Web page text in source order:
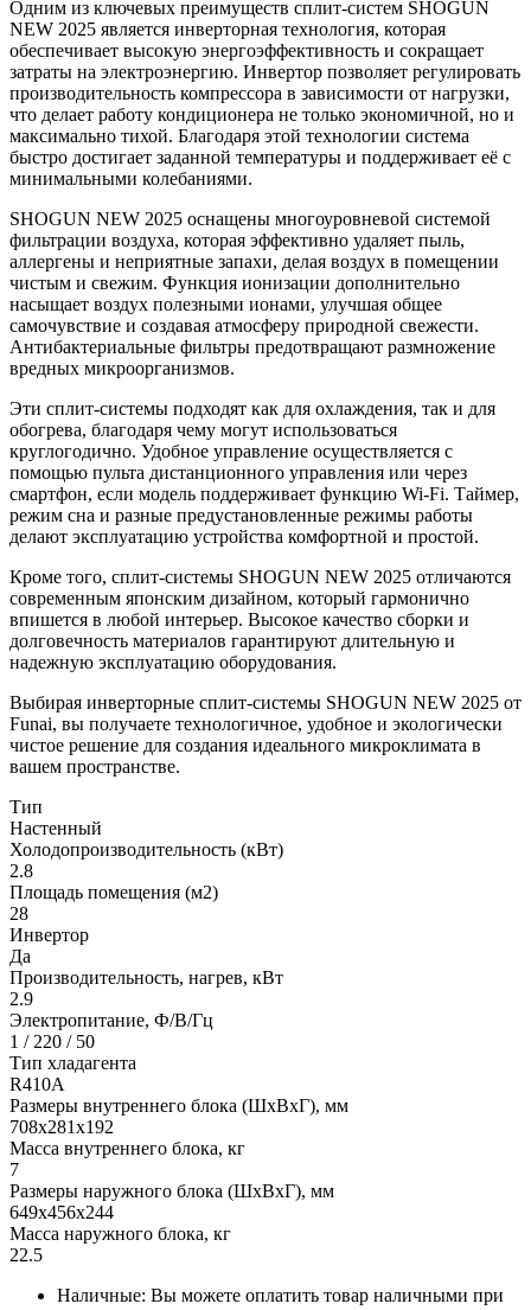
Одним из ключевых преимуществ сплит-систем SHOGUN
NEW 2025 является инверторная технология, которая
обеспечивает высокую энергоэффективность и сокращает
затраты на электроэнергию. Инвертор позволяет регулировать
производительность компрессора в зависимости от нагрузки,
что делает работу кондиционера не только экономичной, но и
максимально тихой. Благодаря этой технологии система
быстро достигает заданной температуры и поддерживает её с
минимальными колебаниями.
SHOGUN NEW 2025 оснащены многоуровневой системой
фильтрации воздуха, которая эффективно удаляет пыль,
аллергены и неприятные запахи, делая воздух в помещении
чистым и свежим. Функция ионизации дополнительно
насыщает воздух полезными ионами, улучшая общее
самочувствие и создавая атмосферу природной свежести.
Антибактериальные фильтры предотвращают размножение
вредных микроорганизмов.
Эти сплит-системы подходят как для охлаждения, так и для
обогрева, благодаря чему могут использоваться
круглогодично. Удобное управление осуществляется с
помощью пульта дистанционного управления или через
смартфон, если модель поддерживает функцию Wi-Fi. Таймер,
режим сна и разные предустановленные режимы работы
делают эксплуатацию устройства комфортной и простой.
Кроме того, сплит-системы SHOGUN NEW 2025 отличаются
современным японским дизайном, который гармонично
впишется в любой интерьер. Высокое качество сборки и
долговечность материалов гарантируют длительную и
надежную эксплуатацию оборудования.
Выбирая инверторные сплит-системы SHOGUN NEW 2025 от
Funai, вы получаете технологичное, удобное и экологически
чистое решение для создания идеального микроклимата в
вашем пространстве.
Тип
Настенный
Холодопроизводительность (кВт)
2.8
Площадь помещения (м2)
28
Инвертор
Да
Производительность, нагрев, кВт
2.9
Электропитание, Ф/В/Гц
1 / 220 / 50
Тип хладагента
R410A
Размеры внутреннего блока (ШхВхГ), мм
708x281x192
Масса внутреннего блока, кг
7
Размеры наружного блока (ШхВхГ), мм
649x456x244
Масса наружного блока, кг
22.5
Наличные: Вы можете оплатить товар наличными при